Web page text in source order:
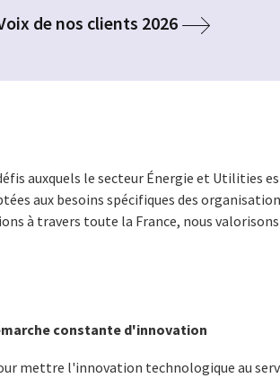
de nos clients 2026
auxquels le secteur Énergie et Utilities
aux besoins spécifiques des
à travers toute la France, nous
constante d'innovation
mettre l'innovation technologique au